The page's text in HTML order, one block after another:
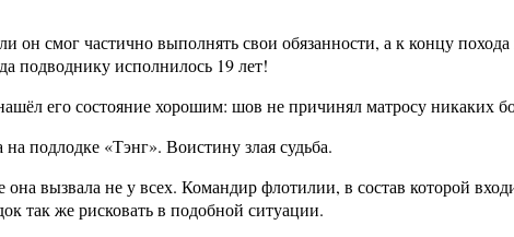
смог частично выполнять свои обязанности, а к концу похода
подводнику исполнилось 19 лет!
его состояние хорошим: шов не причинял матросу никаких
подлодке «Тэнг». Воистину злая судьба.
вызвала не у всех. Командир флотилии, в состав которой
так же рисковать в подобной ситуации.